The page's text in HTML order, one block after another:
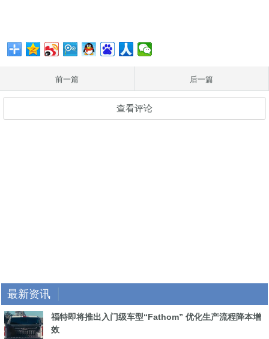
前一篇 后一篇
查看评论
最新资讯
福特即将推出入门级车型“Fathom” 优化生产流程降本增
效